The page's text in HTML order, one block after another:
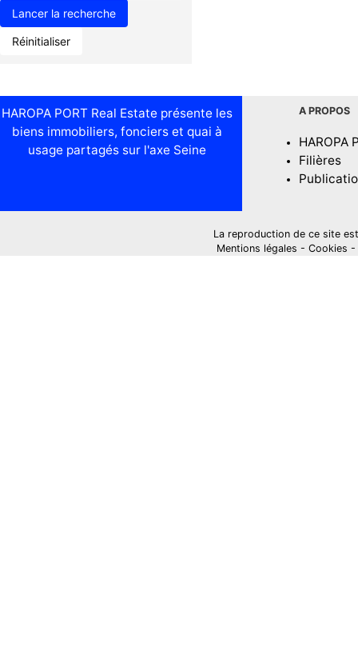
Réinitialiser
HAROPA PORT Real Estate présente les
biens immobiliers, fonciers et quai à
usage partagés sur l'axe Seine
A PROPOS
HAROPA
Filières
La reproduction de ce site
Mentions légales - Cookies -